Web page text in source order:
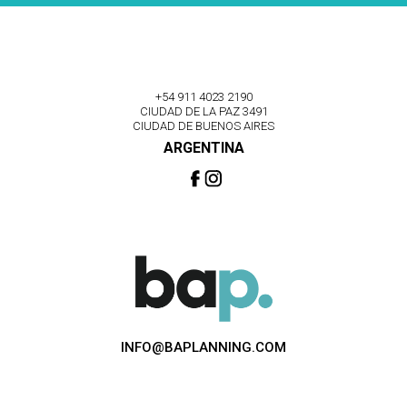
+54 911 4023 2190
CIUDAD DE LA PAZ 3491
CIUDAD DE BUENOS AIRES
ARGENTINA
INFO@BAPLANNING.COM